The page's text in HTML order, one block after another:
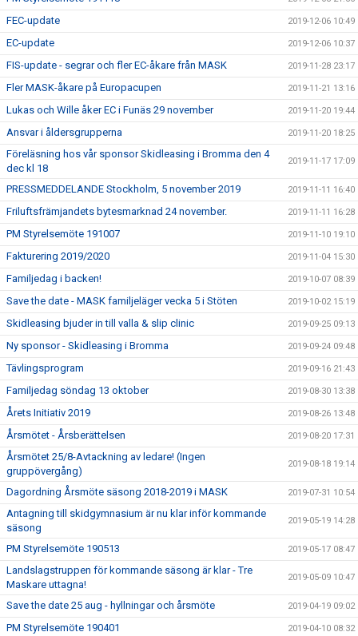
FEC-update 2019-12-06 10:49
EC-update 2019-12-06 10:37
FIS-update - segrar och fler EC-åkare från MASK 2019-11-28 23:17
Fler MASK-åkare på Europacupen 2019-11-21 13:16
Lukas och Wille åker EC i Funäs 29 november 2019-11-20 19:44
Ansvar i åldersgrupperna 2019-11-20 18:25
Föreläsning hos vår sponsor Skidleasing i Bromma den 4
dec kl 18
2019-11-17 17:09
PRESSMEDDELANDE Stockholm, 5 november 2019 2019-11-11 16:40
Friluftsfrämjandets bytesmarknad 24 november. 2019-11-11 16:28
PM Styrelsemöte 191007 2019-11-10 19:10
Fakturering 2019/2020 2019-11-04 15:30
Familjedag i backen! 2019-10-07 08:39
Save the date - MASK familjeläger vecka 5 i Stöten 2019-10-02 15:19
Skidleasing bjuder in till valla & slip clinic 2019-09-25 09:13
Ny sponsor - Skidleasing i Bromma 2019-09-24 09:48
Tävlingsprogram 2019-09-16 21:43
Familjedag söndag 13 oktober 2019-08-30 13:38
Årets Initiativ 2019 2019-08-26 13:48
Årsmötet - Årsberättelsen 2019-08-20 17:31
Årsmötet 25/8-Avtackning av ledare! (Ingen
gruppövergång)
2019-08-18 19:14
Dagordning Årsmöte säsong 2018-2019 i MASK 2019-07-31 10:54
Antagning till skidgymnasium är nu klar inför kommande
säsong
2019-05-19 14:28
PM Styrelsemöte 190513 2019-05-17 08:47
Landslagstruppen för kommande säsong är klar - Tre
Maskare uttagna!
2019-05-09 10:47
Save the date 25 aug - hyllningar och årsmöte 2019-04-19 09:02
PM Styrelsemöte 190401 2019-04-10 08:32